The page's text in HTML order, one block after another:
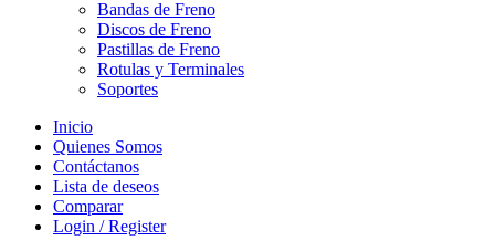
Bandas de Freno
Discos de Freno
Pastillas de Freno
Rotulas y Terminales
Soportes
Inicio
Quienes Somos
Contáctanos
Lista de deseos
Comparar
Login / Register